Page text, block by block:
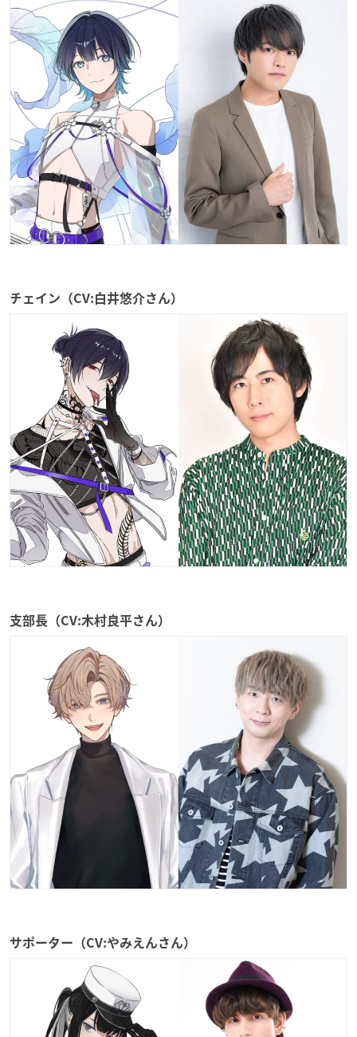
チェイン（CV:白井悠介さん）
支部長（CV:木村良平さん）
サポーター（CV:やみえんさん）